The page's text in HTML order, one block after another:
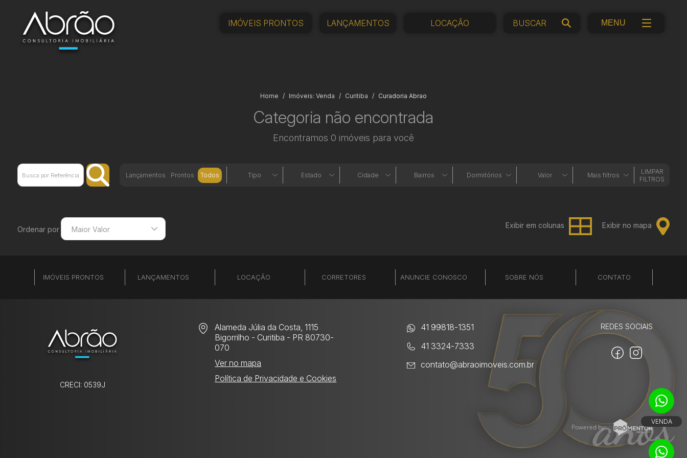
IMÓVEIS PRONTOS LANÇAMENTOS LOCAÇÃO MENU
Home Imóveis: Venda Curitiba Curadoria Abrao
Categoria não encontrada
Encontramos 0 imóveis para você
Lançamentos Prontos Todos Tipo Estado Cidade Bairros Dormitórios Valor Mais filtros
LIMPAR
FILTROS
Ordenar por Maior Valor
Menor Área
Exibir em colunas Exibir no mapa
IMÓVEIS PRONTOS LANÇAMENTOS LOCAÇÃO CORRETORES ANUNCIE CONOSCO SOBRE NÓS CONTATO
CRECI: 0539J
Alameda Júlia da Costa, 1115
Bigorrilho - Curitiba - PR 80730-
070
Ver no mapa
Política de Privacidade e Cookies
41 99818-1351
41 3324-7333
contato@abraoimoveis.com.br
REDES SOCIAIS
Powered by:
VENDA